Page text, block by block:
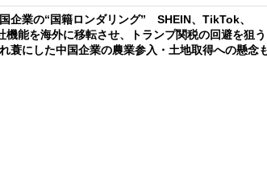
企業の“国籍ロンダリング” SHEIN、TikTok、
能を海外に移転させ、トランプ関税の回避を狙
蓑にした中国企業の農業参入・土地取得への懸念